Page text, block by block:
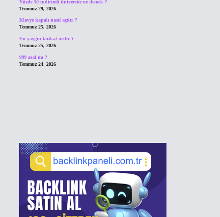
Yüzde 50 indirimli üniversite ne demek ?
Temmuz 29, 2026
Klavye kapalı nasıl açılır ?
Temmuz 25, 2026
En yaygın tarikat nedir ?
Temmuz 25, 2026
999 asal mı ?
Temmuz 24, 2026